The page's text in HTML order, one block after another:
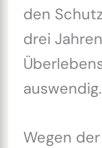
den
drei
auswendig.
Wegen